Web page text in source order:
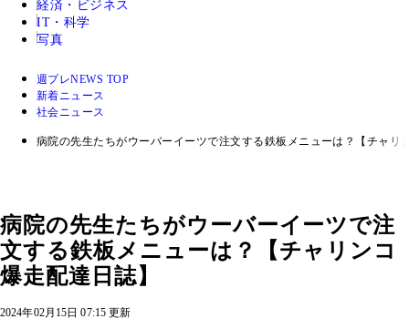
経済・ビジネス
IT・科学
写真
週プレNEWS TOP
新着ニュース
社会ニュース
病院の先生たちがウーバーイーツで注文する鉄板メニューは？【チャリ
病院の先生たちがウーバーイーツで注
文する鉄板メニューは？【チャリンコ
爆走配達日誌】
2024年02月15日 07:15 更新